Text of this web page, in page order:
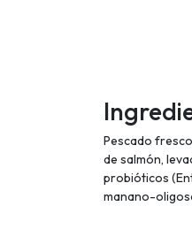
Pescado
de salmón,
probióticos
manano-